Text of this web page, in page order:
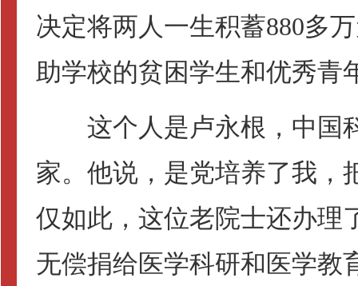
决定将两人一生积蓄880多
助学校的贫困学生和优秀
这个人是卢永根，中国
家。他说，是党培养了我，
仅如此，这位老院士还办理
无偿捐给医学科研和医学教